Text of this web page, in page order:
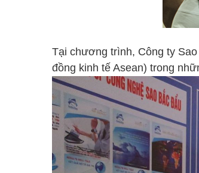
Tại chương trình, Công ty
đồng kinh tế Asean) trong